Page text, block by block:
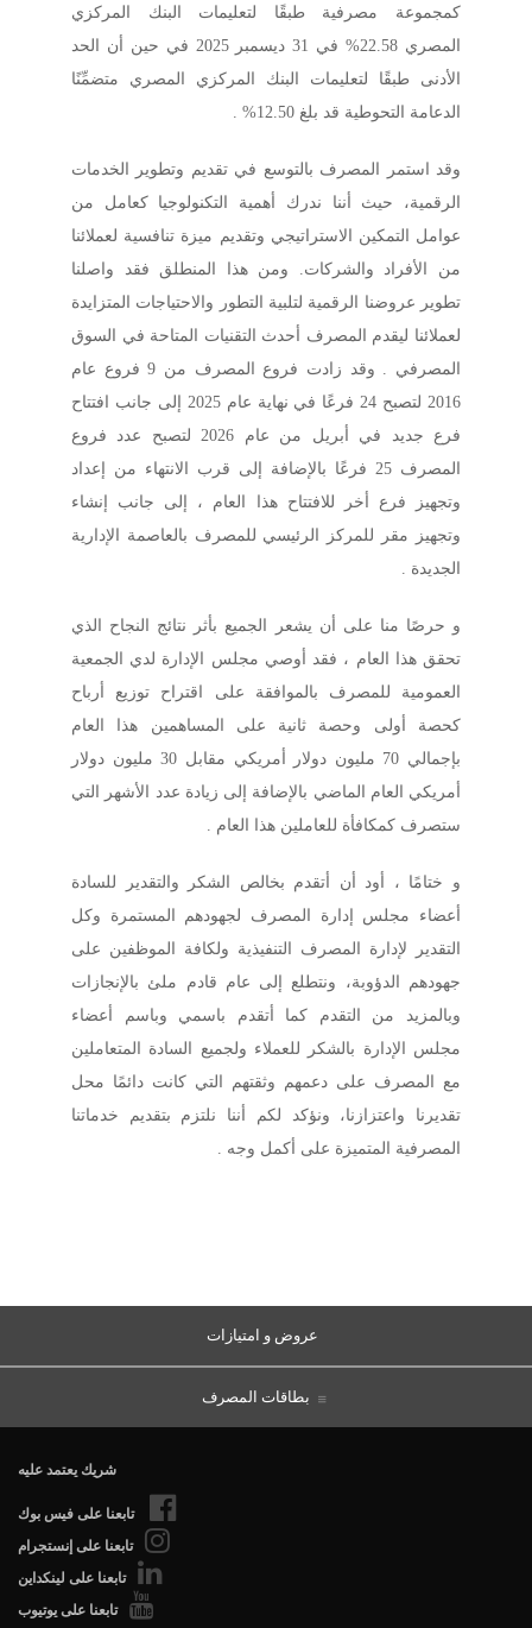
كمجموعة مصرفية طبقًا لتعليمات البنك المركزي
المصري 22.58% في 31 ديسمبر 2025 في حين أن الحد
الأدنى طبقًا لتعليمات البنك المركزي المصري متضمِّنًا
الدعامة التحوطية قد بلغ 12.50% .
وقد استمر المصرف بالتوسع في تقديم وتطوير الخدمات
الرقمية، حيث أننا ندرك أهمية التكنولوجيا كعامل من
عوامل التمكين الاستراتيجي وتقديم ميزة تنافسية لعملائنا
من الأفراد والشركات. ومن هذا المنطلق فقد واصلنا
تطوير عروضنا الرقمية لتلبية التطور والاحتياجات المتزايدة
لعملائنا ليقدم المصرف أحدث التقنيات المتاحة في السوق
المصرفي . وقد زادت فروع المصرف من 9 فروع عام
2016 لتصبح 24 فرعًا في نهاية عام 2025 إلى جانب افتتاح
فرع جديد في أبريل من عام 2026 لتصبح عدد فروع
المصرف 25 فرعًا بالإضافة إلى قرب الانتهاء من إعداد
وتجهيز فرع أخر للافتتاح هذا العام ، إلى جانب إنشاء
وتجهيز مقر للمركز الرئيسي للمصرف بالعاصمة الإدارية
الجديدة .
و حرصًا منا على أن يشعر الجميع بأثر نتائج النجاح الذي
تحقق هذا العام ، فقد أوصي مجلس الإدارة لدي الجمعية
العمومية للمصرف بالموافقة على اقتراح توزيع أرباح
كحصة أولى وحصة ثانية على المساهمين هذا العام
بإجمالي 70 مليون دولار أمريكي مقابل 30 مليون دولار
أمريكي العام الماضي بالإضافة إلى زيادة عدد الأشهر التي
ستصرف كمكافأة للعاملين هذا العام .
و ختامًا ، أود أن أتقدم بخالص الشكر والتقدير للسادة
أعضاء مجلس إدارة المصرف لجهودهم المستمرة وكل
التقدير لإدارة المصرف التنفيذية ولكافة الموظفين على
جهودهم الدؤوبة، ونتطلع إلى عام قادم ملئ بالإنجازات
وبالمزيد من التقدم كما أتقدم باسمي وباسم أعضاء
مجلس الإدارة بالشكر للعملاء ولجميع السادة المتعاملين
مع المصرف على دعمهم وثقتهم التي كانت دائمًا محل
تقديرنا واعتزازنا، ونؤكد لكم أننا نلتزم بتقديم خدماتنا
المصرفية المتميزة على أكمل وجه .
عروض و امتيازات
بطاقات المصرف
شريك يعتمد عليه
تابعنا على فيس بوك
تابعنا على إنستجرام
تابعنا على لينكداين
تابعنا على يوتيوب